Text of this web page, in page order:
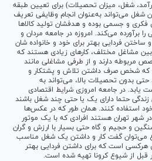
شغل، میزان تحصیلات) برای تعیین طبقه
شغل می‌تواند به‌عنوان انجام وظایفی تعریف
و جسمی بوده و هدفشان تولید کالا‌ها
برآورده می‌کند. امروزه در جامعه مردان و
ساختن فردایی بهتر برای خود و خانواده شان
مشاغل مختلف، کار‌های زیادی هستند که
مربوطه دارند و از طرفی مشاغلی مانند
که شخص صرف داشتن تلاش و پشتکار و
حتی بدون تحصیلات بالا، می‌تواند به
در جامعه امروزی شرایط اقتصادی
زندگی حتما دارای یک یا حتی چند شغل باشند
خود استفاده کنند. همان طور که در عکس‌ها
شهر تهران هستند افرادی که با یک موتور
و حجیم و گاه حتی بسیار با ارزش و گران
می‌توان گفت کار و داشتن یک شغل مناسب
هرکسی است که برای داشتن فردایی بهتر
قبل از شیوع کرونا تهیه شده است.